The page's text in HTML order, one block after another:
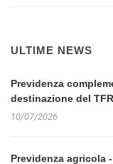
ULTIME NEWS
Previdenza
destinazione del TFR
10/07/2026
Previdenza agricola